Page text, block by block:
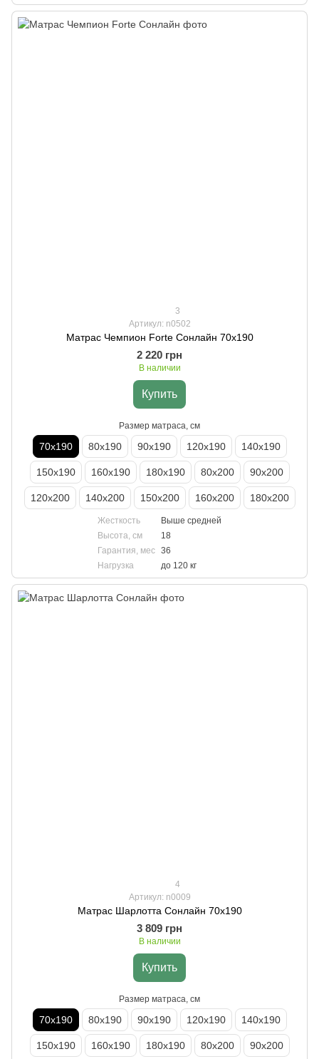
3
Артикул: n0502
Матрас Чемпион Forte Сонлайн 70х190
2 220 грн
В наличии
Купить
Размер матраса, см
70х190 80х190 90х190 120х190 140х190
150х190 160х190 180х190 80х200 90х200
120х200 140х200 150х200 160х200 180х200
Жесткость
Выше средней
Высота, см
18
Гарантия, мес 36
Нагрузка
до 120 кг
4
Артикул: n0009
Матрас Шарлотта Сонлайн 70х190
3 809 грн
В наличии
Купить
Размер матраса, см
70х190 80х190 90х190 120х190 140х190
150х190 160х190 180х190 80х200 90х200